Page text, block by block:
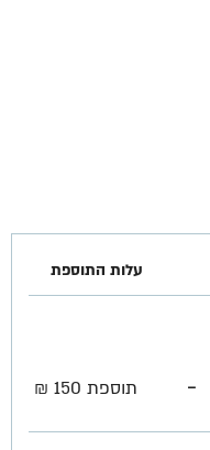
עלות התוספת
- תוספת 150 ₪